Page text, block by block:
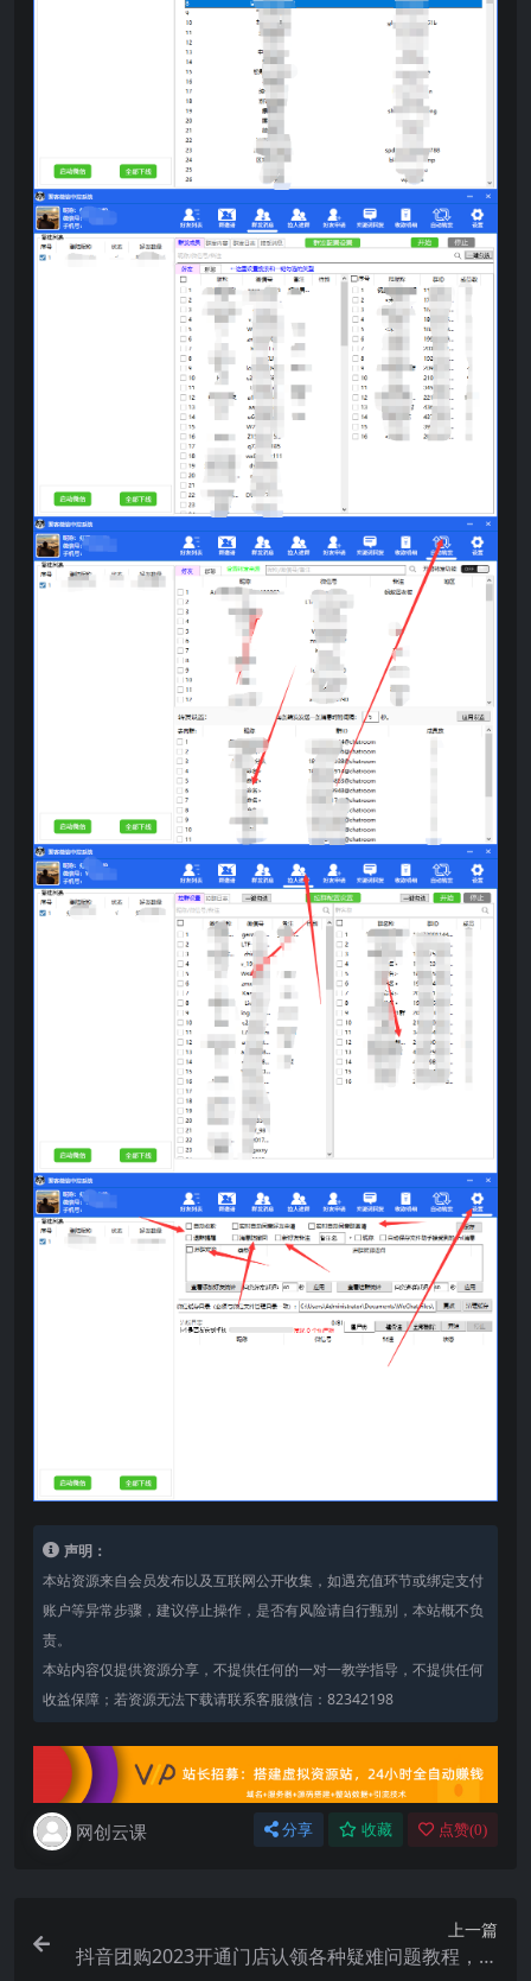
声明：
本站资源来自会员发布以及互联网公开收集，如遇充值环节或绑定支付
账户等异常步骤，建议停止操作，是否有风险请自行甄别，本站概不负
责。
本站内容仅提供资源分享，不提供任何的一对一教学指导，不提供任何
收益保障；若资源无法下载请联系客服微信：82342198
网创云课 分享 收藏 点赞(0)
上一篇
抖音团购2023开通门店认领各种疑难问题教程，抖